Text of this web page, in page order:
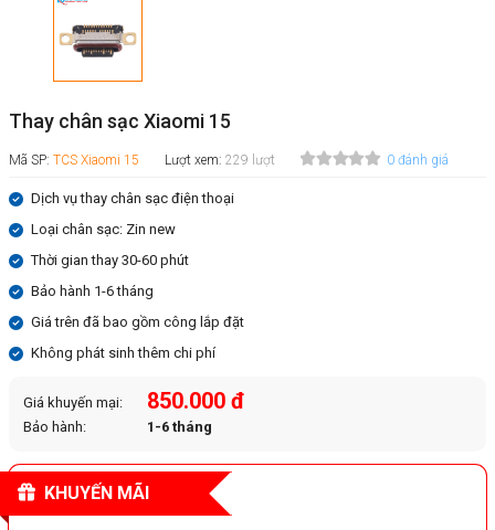
Thay chân sạc Xiaomi 15
Mã SP: TCS Xiaomi 15 Lượt xem: 229 lượt 0 đánh giá
Dịch vụ thay chân sạc điện thoại
Loại chân sạc: Zin new
Thời gian thay 30-60 phút
Bảo hành 1-6 tháng
Giá trên đã bao gồm công lắp đặt
Không phát sinh thêm chi phí
Giá khuyến mại: 850.000 đ
Bảo hành: 1-6 tháng
KHUYẾN MÃI